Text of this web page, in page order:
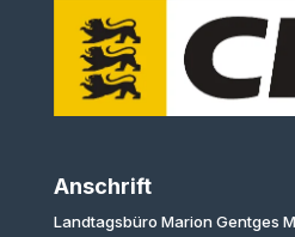
Anschrift
Landtagsbüro Marion Gentges